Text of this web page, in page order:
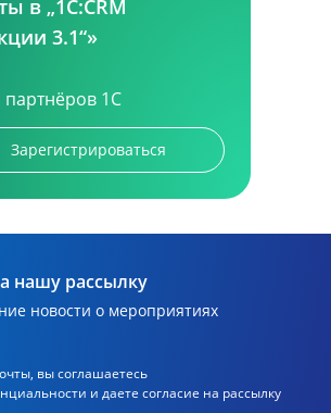
в „1С:CRM
3.1“»
партнёров 1С
Зарегистрироваться
нашу рассылку
новости о мероприятиях
вы соглашаетесь
и даете согласие на рассылку